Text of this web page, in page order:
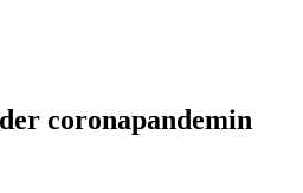
coronapandemin